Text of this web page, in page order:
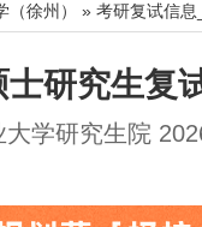
徐州） » 考研复试信
研究生复
大学研究生院